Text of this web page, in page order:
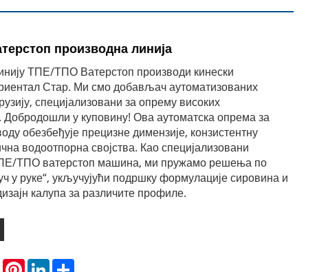
производна линија
ТПЕ/ТПО Ватерстоп производи кинески
Стар. Ми смо добављач аутоматизованих
специјализовани за опрему високих
у куповину! Ова аутоматска опрема за
обезбеђује прецизне димензије, конзистентну
водоотпорна својства. Као специјализовани
ТПО ватерстоп машина, ми пружамо решења по
у руке“, укључујући подршку формулације сировина и
калупа за различите профиле.
WhatsAppPinterestLinkedIn